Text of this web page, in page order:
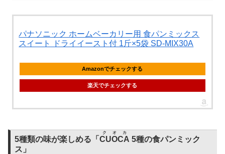
パナソニック ホームベーカリー用 食パンミックス
スイート ドライイースト付 1斤×5袋 SD-MIX30A
Amazonでチェックする
楽天でチェックする
5種類の味が楽しめる「 CUOCA
クオカ
5種の食パンミック
ス」